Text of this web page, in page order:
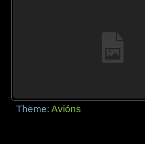
Theme:Avións